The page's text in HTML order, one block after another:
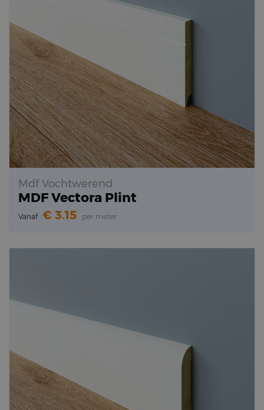
Mdf Vochtwerend
MDF Vectora Plint
Vanaf 3.15 per meter